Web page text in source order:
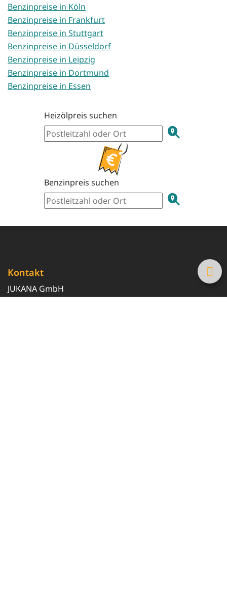
Benzinpreise in Köln
Benzinpreise in Frankfurt
Benzinpreise in Stuttgart
Benzinpreise in Düsseldorf
Benzinpreise in Leipzig
Benzinpreise in Dortmund
Benzinpreise in Essen
Heizölpreis suchen
Benzinpreis suchen
Kontakt
JUKANA GmbH